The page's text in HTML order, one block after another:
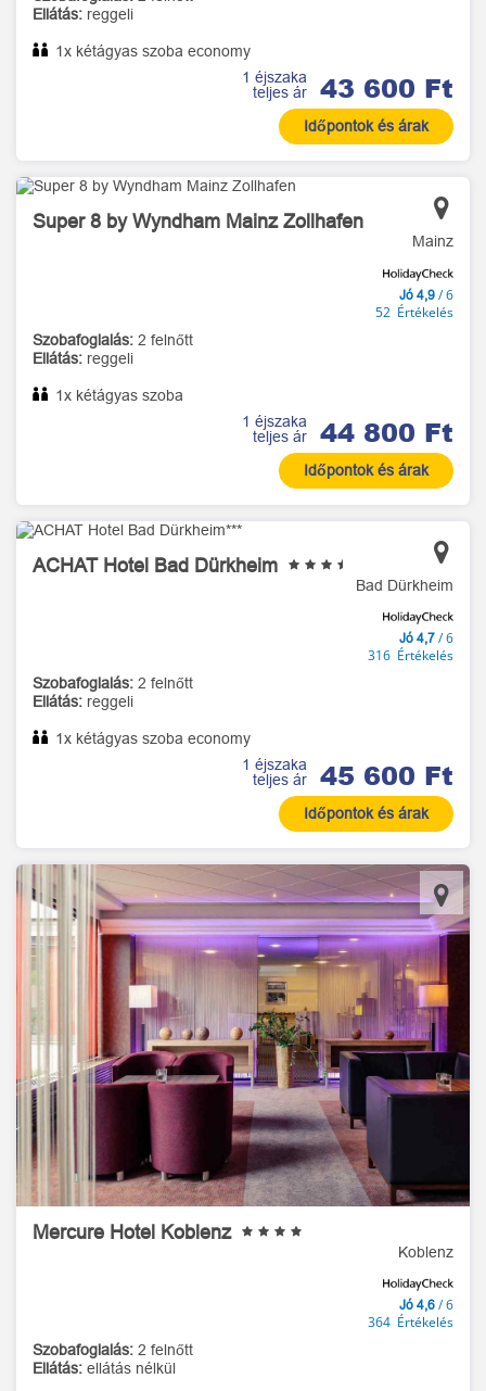
Ellátás: reggeli
1x kétágyas szoba economy
1 éjszaka
teljes ár
43 600 Ft
Időpontok és árak
Super 8 by Wyndham Mainz Zollhafen
Mainz
Jó 4,9 / 6
52 Értékelés
Szobafoglalás: 2 felnőtt
Ellátás: reggeli
1x kétágyas szoba
1 éjszaka
teljes ár
44 800 Ft
Időpontok és árak
ACHAT Hotel Bad Dürkheim
Bad Dürkheim
Jó 4,7 / 6
316 Értékelés
Szobafoglalás: 2 felnőtt
Ellátás: reggeli
1x kétágyas szoba economy
1 éjszaka
teljes ár
45 600 Ft
Időpontok és árak
Mercure Hotel Koblenz
Koblenz
Jó 4,6 / 6
364 Értékelés
Szobafoglalás: 2 felnőtt
Ellátás: ellátás nélkül